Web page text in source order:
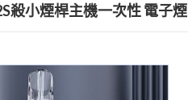
殺小煙桿主機一次性 電子煙